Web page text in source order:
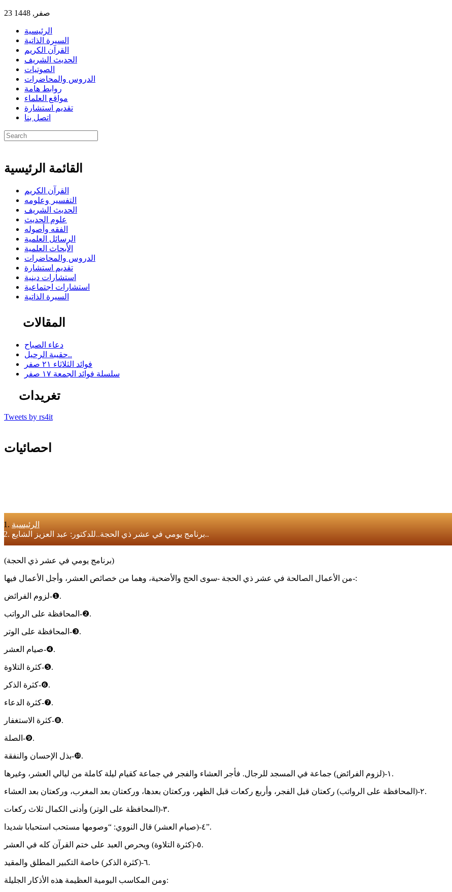
23 صفر, 1448
الرئيسية
السيرة الذاتية
القرآن الكريم
الحديث الشريف
الصوتيات
الدروس والمحاضرات
روابط هامة
مواقع العلماء
تقديم استشارة
اتصل بنا
القائمة الرئيسية
القرآن الكريم
التفسير وعلومه
الحديث الشريف
علوم الحديث
الفقه وأصوله
الرسائل العلمية
الأبحاث العلمية
الدروس والمحاضرات
تقديم استشارة
استشارات دينية
استشارات اجتماعية
السيرة الذاتية
المقالات
دعاء الصباح
حقيبة الرحيل..
فوائد الثلاثاء ٢١ صفر
سلسلة فوائد الجمعة ١٧ صفر
تغريدات
Tweets by rs4it
احصائيات
الرئيسية
برنامج يومي في عشر ذي الحجة..للدكتور: عبد العزيز الشايع..
(برنامج يومي في عشر ذي الحجة)
‏من الأعمال الصالحة في ⁧‫عشر ذي الحجة‬⁩ -سوى الحج والأضحية، وهما من خصائص العشر، وأجل الأعمال فيها-:
‏❶-لزوم الفرائض.
‏❷-المحافظة على الرواتب.
‏❸-المحافظة على الوتر.
‏❹-صيام العشر.
‏❺-كثرة التلاوة.
‏❻-كثرة الذكر.
‏❼-كثرة الدعاء.
‏❽-كثرة الاستغفار.
‏❾-الصلة.
‏❿-بذل الإحسان والنفقة.
‏١-(لزوم الفرائض) جماعة في المسجد للرجال. فأجر العشاء والفجر في جماعة كقيام ليلة كاملة من ليالي العشر، وغيرها.
‏٢-(المحافظة على الرواتب) ركعتان قبل الفجر، وأربع ركعات قبل الظهر، وركعتان بعدها، وركعتان بعد المغرب، وركعتان بعد العشاء.
‏٣-(المحافظة على الوتر) وأدنى الكمال ثلاث ركعات.
‏٤-(صيام العشر) قال النووي: “وصومها مستحب استحبابا شديدا”.
‏٥-(كثرة التلاوة) ويحرص العبد على ختم القرآن كله في العشر.
‏٦-(كثرة الذكر) خاصة التكبير المطلق والمقيد.
‏ومن المكاسب اليومية العظيمة هذه الأذكار الجليلة: